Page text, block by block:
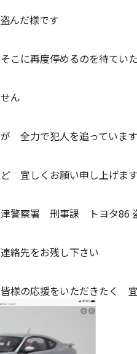
んだ様です
に再度停めるのを待ていた
ん
全力で犯人を追っていま
宜しくお願い申し上げます
警察署 刑事課 トヨタ86
絡先をお残し下さい
様の応援をいただきたく